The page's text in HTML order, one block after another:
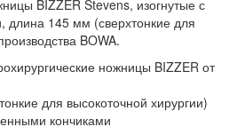
BIZZER Stevens, изогнутые с
длина 145 мм (сверхтонкие для
BOWA.
ножницы BIZZER от
для высокоточной хирургии)
кончиками